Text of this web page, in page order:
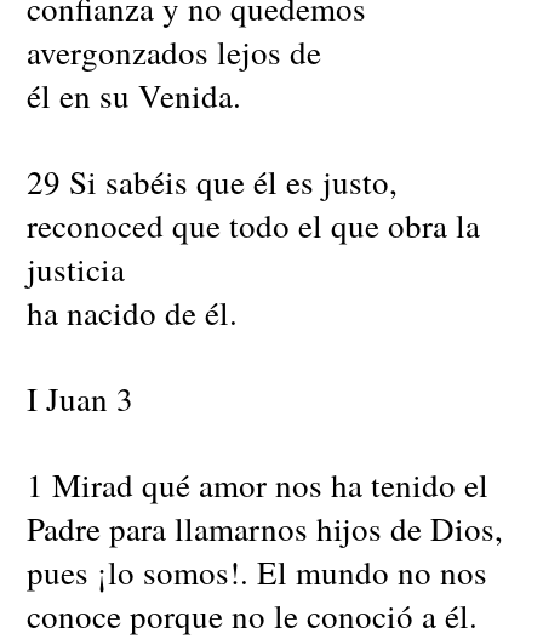
avergonzados lejos de
él en su Venida.
29 Si sabéis que él es justo,
reconoced que todo el que obra la
justicia
ha nacido de él.
I Juan 3
1 Mirad qué amor nos ha tenido el
Padre para llamarnos hijos de Dios,
pues ¡lo somos!. El mundo no nos
conoce porque no le conoció a él.